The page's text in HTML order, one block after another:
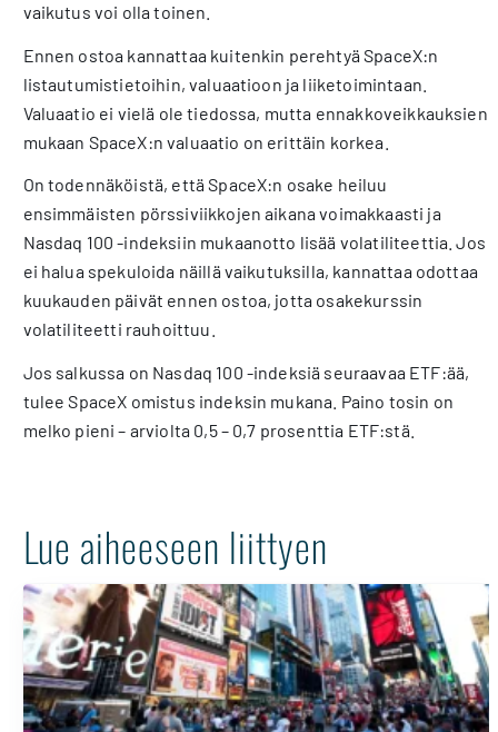
vaikutus voi olla toinen.
Ennen ostoa kannattaa kuitenkin perehtyä SpaceX:n
listautumistietoihin, valuaatioon ja liiketoimintaan.
Valuaatio ei vielä ole tiedossa, mutta ennakkoveikkauksien
mukaan SpaceX:n valuaatio on erittäin korkea.
On todennäköistä, että SpaceX:n osake heiluu
ensimmäisten pörssiviikkojen aikana voimakkaasti ja
Nasdaq 100 -indeksiin mukaanotto lisää volatiliteettia. Jos
ei halua spekuloida näillä vaikutuksilla, kannattaa odottaa
kuukauden päivät ennen ostoa, jotta osakekurssin
volatiliteetti rauhoittuu.
Jos salkussa on Nasdaq 100 -indeksiä seuraavaa ETF:ää,
tulee SpaceX omistus indeksin mukana. Paino tosin on
melko pieni – arviolta 0,5 – 0,7 prosenttia ETF:stä.
Lue aiheeseen liittyen